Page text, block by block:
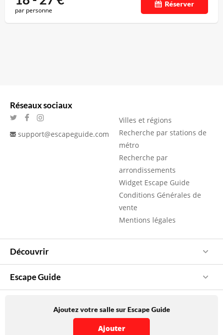
par personne
Réserver
Réseaux sociaux
support@escapeguide.com
Villes et régions
Recherche par stations de
métro
Recherche par
arrondissements
Widget Escape Guide
Conditions Générales de
vente
Mentions légales
Découvrir
Escape Guide
Ajoutez votre salle sur Escape Guide
Ajouter